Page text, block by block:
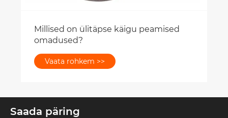
Millised on ülitäpse käigu peamised
omadused?
Vaata rohkem >>
Saada päring